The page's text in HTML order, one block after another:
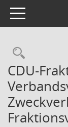
Toggle navigation
CDU-